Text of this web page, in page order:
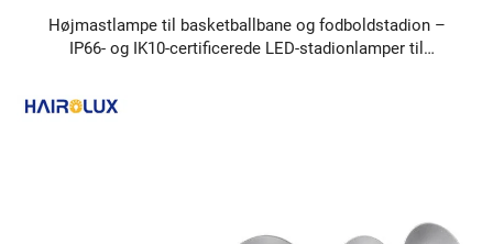
Højmastlampe til basketballbane og fodboldstadion –
IP66- og IK10-certificerede LED-stadionlamper til